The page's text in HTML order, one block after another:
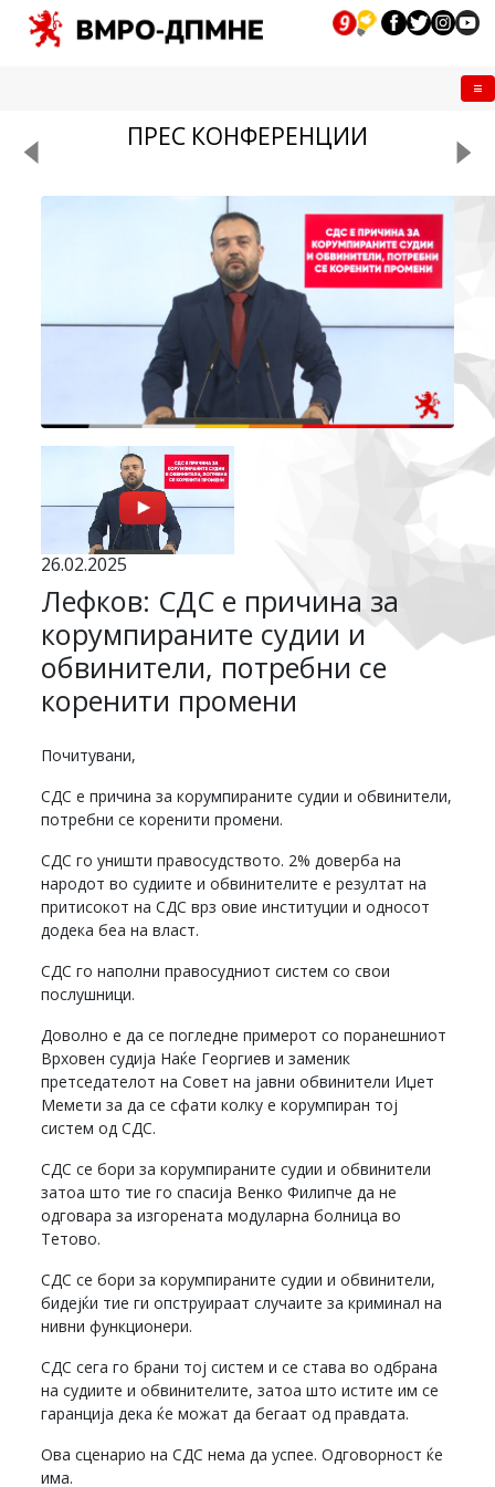
ПРЕС КОНФЕРЕНЦИИ
26.02.2025
Лефков: СДС е причина за
корумпираните судии и
обвинители, потребни се
коренити промени
Почитувани,
СДС е причина за корумпираните судии и обвинители,
потребни се коренити промени.
СДС го уништи правосудството. 2% доверба на
народот во судиите и обвинителите е резултат на
притисокот на СДС врз овие институции и односот
додека беа на власт.
СДС го наполни правосудниот систем со свои
послушници.
Доволно е да се погледне примерот со поранешниот
Врховен судија Наќе Георгиев и заменик
претседателот на Совет на јавни обвинители Иџет
Мемети за да се сфати колку е корумпиран тој
систем од СДС.
СДС се бори за корумпираните судии и обвинители
затоа што тие го спасија Венко Филипче да не
одговара за изгорената модуларна болница во
Тетово.
СДС се бори за корумпираните судии и обвинители,
бидејќи тие ги опструираат случаите за криминал на
нивни функционери.
СДС сега го брани тој систем и се става во одбрана
на судиите и обвинителите, затоа што истите им се
гаранција дека ќе можат да бегаат од правдата.
Ова сценарио на СДС нема да успее. Одговорност ќе
има.